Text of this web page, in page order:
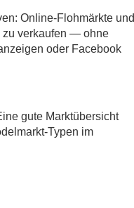
Online-Flohmärkte und
zu verkaufen — ohne
oder Facebook
gute Marktübersicht
Typen im